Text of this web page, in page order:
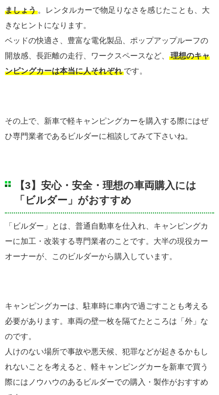
ましょう 。レンタルカーで物足りなさを感じたことも、大
きなヒントになります。
ベッドの快適さ、豊富な電化製品、ポップアップルーフの
開放感、長距離の走行、ワークスペースなど、
理想のキャ
ンピングカーは本当に人それぞれ です。
その上で、新車で軽キャンピングカーを購入する際にはぜ
ひ専門業者であるビルダーに相談してみて下さいね。
【3】安心・安全・理想の車両購入には
「ビルダー」がおすすめ
「ビルダー」とは、普通自動車を仕入れ、キャンピングカ
ーに加工・改装する専門業者のことです。大半の現役カー
オーナーが、このビルダーから購入しています。
キャンピングカーは、駐車時に車内で過ごすことも考える
必要があります。車両の壁一枚を隔てたところは「外」な
のです。
人けのない場所で事故や悪天候、犯罪などが起きるかもし
れないことを考えると、軽キャンピングカーを新車で買う
際にはノウハウのあるビルダーでの購入・製作がおすすめ